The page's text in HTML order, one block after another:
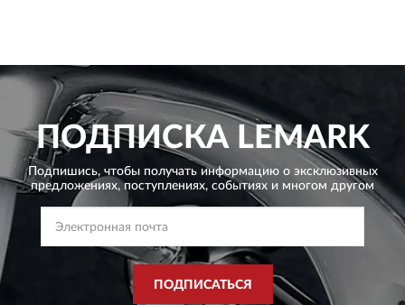
ПОДПИСКАLEMARK
Подпишись, чтобы получать информацию о эксклюзивных
предложениях, поступлениях, событиях и многом другом
ПОДПИСАТЬСЯ